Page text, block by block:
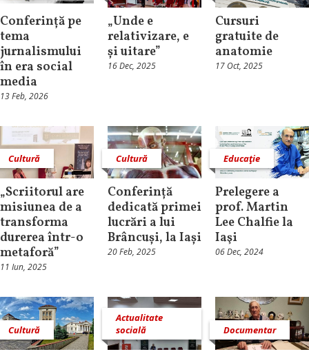
Conferință pe
tema
jurnalismului
în era social
media
13 Feb, 2026
„Unde e
relativizare, e
și uitare”
16 Dec, 2025
Cursuri
gratuite de
anatomie
17 Oct, 2025
Cultură
„Scriitorul are
misiunea de a
transforma
durerea într-o
metaforă”
11 Iun, 2025
Cultură
Conferință
dedicată primei
lucrări a lui
Brâncuși, la Iași
20 Feb, 2025
Educaţie
Prelegere a
prof. Martin
Lee Chalfie la
Iaşi
06 Dec, 2024
Cultură
Actualitate
socială
Documentar